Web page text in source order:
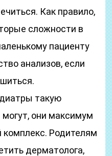
Как правило,
сложности в
пациенту
анализов, если
такую
они максимум
Родителям
дерматолога,